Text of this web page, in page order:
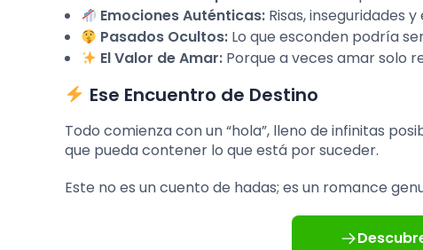
Emociones Auténticas: Risas, inseguridades
Pasados Ocultos: Lo que esconden podría
El Valor de Amar: Porque a veces amar solo
Ese Encuentro de Destino
Todo comienza con un “hola”, lleno de infinitas
que pueda contener lo que está por suceder.
Este no es un cuento de hadas; es un romance